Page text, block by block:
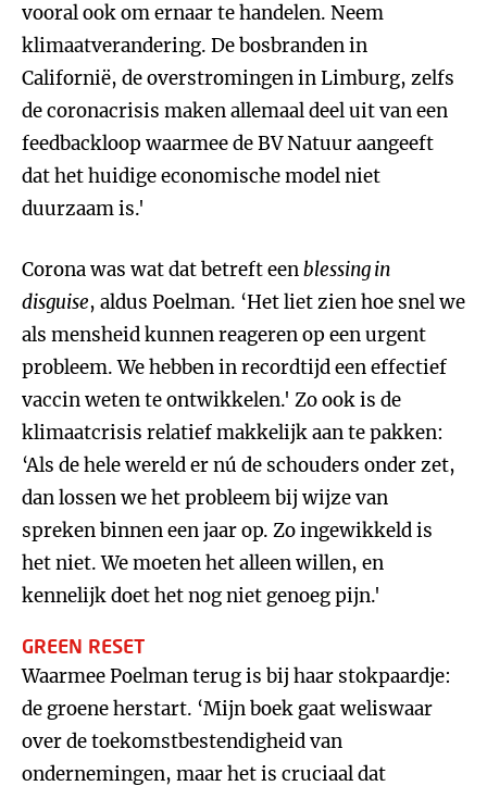
vooral ook om ernaar te handelen. Neem
klimaatverandering. De bosbranden in
Californië, de overstromingen in Limburg, zelfs
de coronacrisis maken allemaal deel uit van een
feedbackloop waarmee de BV Natuur aangeeft
dat het huidige economische model niet
duurzaam is.'
Corona was wat dat betreft eenblessing in
disguise, aldus Poelman. ‘Het liet zien hoe snel we
als mensheid kunnen reageren op een urgent
probleem. We hebben in recordtijd een effectief
vaccin weten te ontwikkelen.' Zo ook is de
klimaatcrisis relatief makkelijk aan te pakken:
‘Als de hele wereld er nú de schouders onder zet,
dan lossen we het probleem bij wijze van
spreken binnen een jaar op. Zo ingewikkeld is
het niet. We moeten het alleen willen, en
kennelijk doet het nog niet genoeg pijn.'
GREEN RESET
Waarmee Poelman terug is bij haar stokpaardje:
de groene herstart. ‘Mijn boek gaat weliswaar
over de toekomstbestendigheid van
ondernemingen, maar het is cruciaal dat